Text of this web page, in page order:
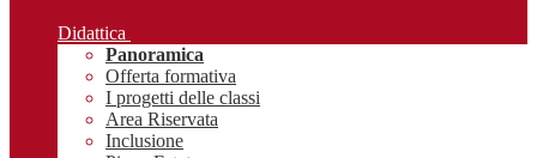
Didattica
Panoramica
Offerta formativa
I progetti delle classi
Area Riservata
Inclusione